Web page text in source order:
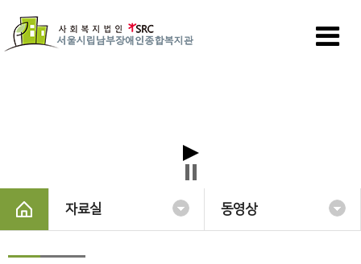
자료실 동영상